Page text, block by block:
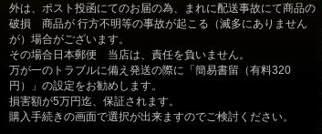
外は、ポスト投函にてのお届の為、まれに配送事故にて商品の
破損 商品が 行方不明等の事故が起こる（滅多にありません
が）場合がございます。
その場合日本郵便 当店は、責任を負いません。
万が一のトラブルに備え発送の際に「簡易書留（有料320
円）」の設定をお勧めします。
損害額が5万円迄、保証されます。
購入手続きの画面で選択が出来ますのでご検討ください。